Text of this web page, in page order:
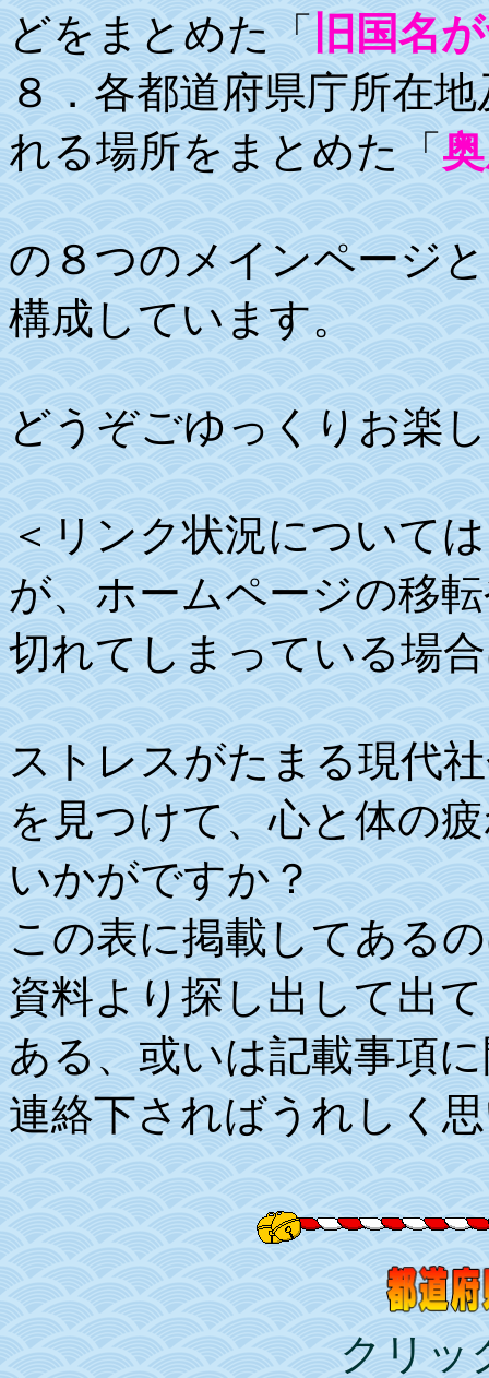
どをまとめた「旧国名
８．各都道府県庁所在
れる場所をまとめた「
の８つのメインページ
構成しています。
どうぞごゆっくりお楽
＜リンク状況について
が、ホームページの移
切れてしまっている場
ストレスがたまる現代
を見つけて、心と体の
いかがですか？
この表に掲載してある
資料より探し出して出
ある、或いは記載事項
連絡下さればうれしく
クリッ